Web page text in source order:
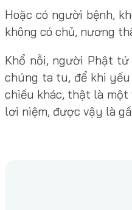
Hoặc có người bệnh,
không có chủ, nương
Khổ nỗi, người Phật
chúng ta tu, để khi
chiều khác, thật là một
lơi niệm, được vậy là